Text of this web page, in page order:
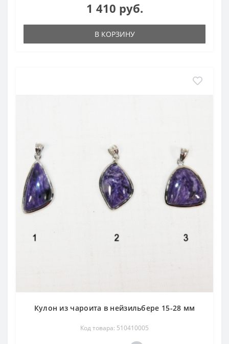
1 410 руб.
В КОРЗИНУ
Кулон из чароита в нейзильбере 15-28 мм
Код товара: 510410005